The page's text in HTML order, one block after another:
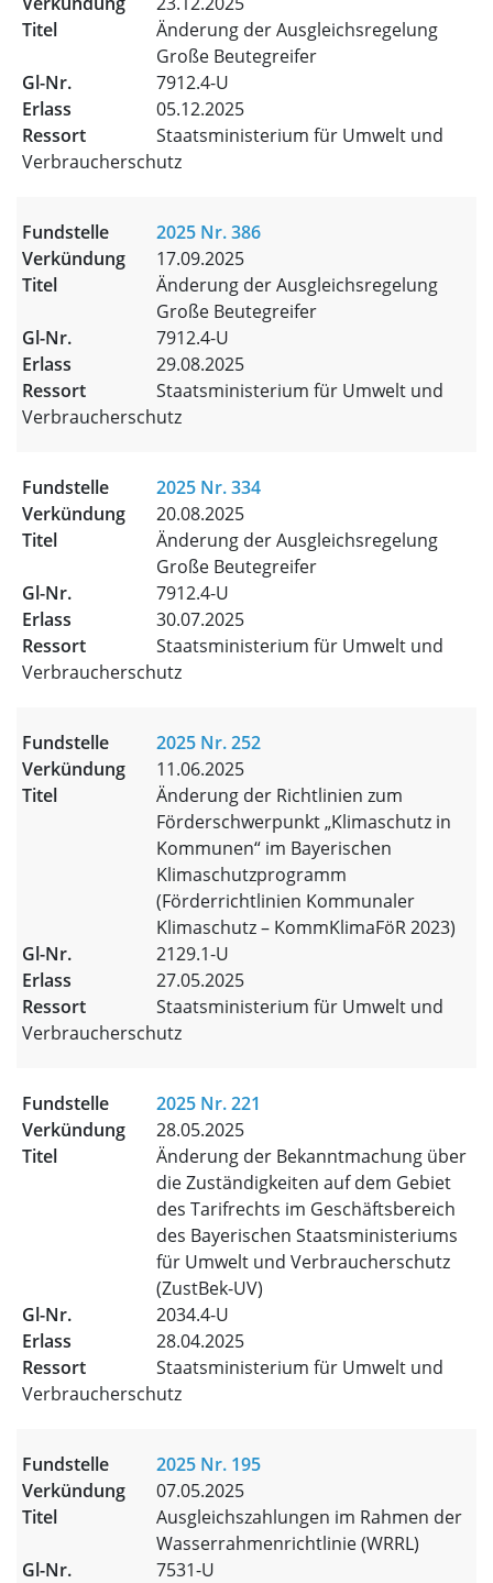
Änderung der Ausgleichsregelung
Große Beutegreifer
7912.4-U
05.12.2025
Staatsministerium für Umwelt und
Verbraucherschutz
2025 Nr. 386
17.09.2025
Änderung der Ausgleichsregelung
Große Beutegreifer
7912.4-U
29.08.2025
Staatsministerium für Umwelt und
Verbraucherschutz
2025 Nr. 334
20.08.2025
Änderung der Ausgleichsregelung
Große Beutegreifer
7912.4-U
30.07.2025
Staatsministerium für Umwelt und
Verbraucherschutz
2025 Nr. 252
11.06.2025
Änderung der Richtlinien zum
Förderschwerpunkt „Klimaschutz in
Kommunen“ im Bayerischen
Klimaschutzprogramm
(Förderrichtlinien Kommunaler
Klimaschutz – KommKlimaFöR 2023)
2129.1-U
27.05.2025
Staatsministerium für Umwelt und
Verbraucherschutz
2025 Nr. 221
28.05.2025
Änderung der Bekanntmachung über
die Zuständigkeiten auf dem Gebiet
des Tarifrechts im Geschäftsbereich
des Bayerischen Staatsministeriums
für Umwelt und Verbraucherschutz
(ZustBek-UV)
2034.4-U
28.04.2025
Staatsministerium für Umwelt und
Verbraucherschutz
2025 Nr. 195
07.05.2025
Ausgleichszahlungen im Rahmen der
Wasserrahmenrichtlinie (WRRL)
7531-U